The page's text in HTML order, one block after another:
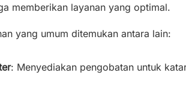
memberikan layanan yang optimal.
yang umum ditemukan antara lain:
: Menyediakan pengobatan untuk